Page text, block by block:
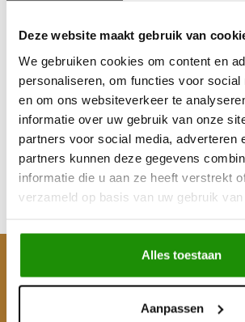
Deze website maakt gebruik van
We gebruiken cookies om content en
personaliseren, om functies voor social
en om ons websiteverkeer te
informatie over uw gebruik van onze
partners voor social media, adverteren
partners kunnen deze gegevens
informatie die u aan ze heeft verstrekt
verzameld op basis van uw gebruik van
Alles toestaan
Aanpassen
ARCTIC-TRUCK
FENDERS Toyota Hilux
Vigo 25-serie 2005 -
€693,39
Excl. btw
Incl. btw